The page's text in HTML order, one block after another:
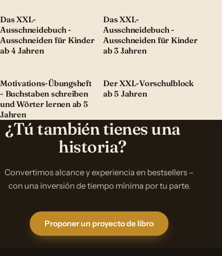
Das XXL-
Ausschneidebuch -
Ausschneiden für Kinder
ab 4 Jahren
Das XXL-
Ausschneidebuch -
Ausschneiden für Kinder
ab 3 Jahren
Motivations-Übungsheft
- Buchstaben schreiben
und Wörter lernen ab 5
Jahren
Der XXL-Vorschulblock
ab 5 Jahren
¿Tú también tienes una
historia?
Convertimos alcance y experiencia en bestsellers –
con una inversión de tiempo mínima por tu parte.
Proponer un proyecto de libro